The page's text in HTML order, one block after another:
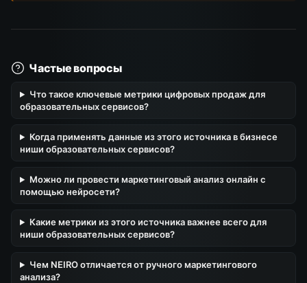
Частые вопросы
Что такое ключевые метрики цифровых продаж для
образовательных сервисов?
Когда применять данные из этого источника в бизнесе
ниши образовательных сервисов?
Можно ли провести маркетинговый анализ онлайн с
помощью нейросети?
Какие метрики из этого источника важнее всего для
ниши образовательных сервисов?
Чем NEIRO отличается от ручного маркетингового
анализа?